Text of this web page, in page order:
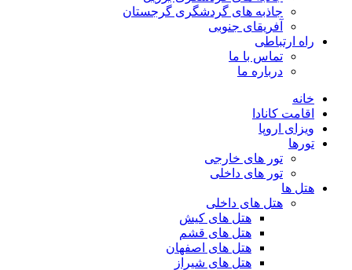
جاذبه های گردشگری گرجستان
آفریقای جنوبی
راه ارتباطی
تماس با ما
درباره ما
خانه
اقامت کانادا
ویزای اروپا
تورها
تور های خارجی
تور های داخلی
هتل ها
هتل های داخلی
هتل های کیش
هتل های قشم
هتل های اصفهان
هتل های شیراز